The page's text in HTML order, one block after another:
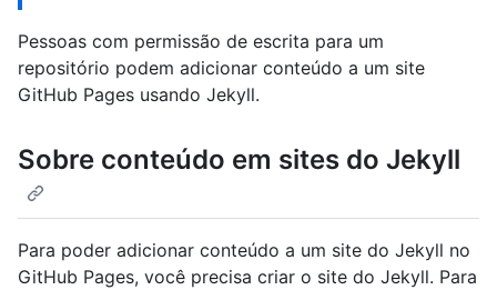
Pessoas com permissão de escrita para um
repositório podem adicionar conteúdo a um site
GitHub Pages usando Jekyll.
Sobre conteúdo em sites do Jekyll
Para poder adicionar conteúdo a um site do Jekyll no
GitHub Pages, você precisa criar o site do Jekyll. Para